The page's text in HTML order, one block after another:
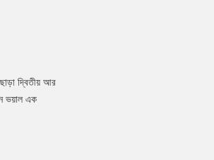
দ্বিতীয় আর
ভয়াল এক
নেই
আড়ালে লুকিয়ে